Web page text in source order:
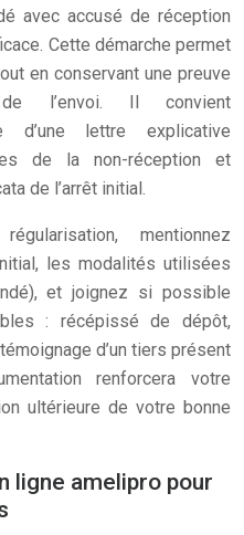
avec accusé de réception
Cette démarche permet
en conservant une preuve
de l’envoi. Il convient
d’une lettre explicative
de la non-réception et
de l’arrêt initial.
mentionnez
les modalités utilisées
et joignez si possible
: récépissé de dépôt,
d’un tiers présent
renforcera votre
ultérieure de votre bonne
ligne amelipro pour